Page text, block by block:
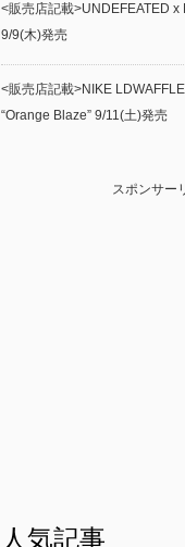
<販売店記載>UNDEFEATED x
9/9(木)発売
<販売店記載>NIKE
“Orange Blaze” 9/11(土)発売
スポンサー
人気記事